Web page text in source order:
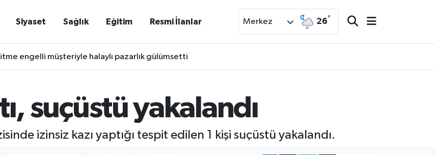
Siyaset Sağlık Eğitim Resmi İlanlar Merkez 26°
engelli müşteriyle halaylı pazarlık gülümsetti
suçüstü yakalandı
izinsiz kazı yaptığı tespit edilen 1 kişi suçüstü yakalandı.